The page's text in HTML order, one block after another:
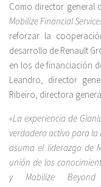
Como director general
Mobilize Financial
reforzar la
desarrollo de Renault
en los de financiación
Leandro, director
Ribeiro, directora
«La experiencia de
verdadero activo para la
asuma el liderazgo de
unión de los
y Mobilize